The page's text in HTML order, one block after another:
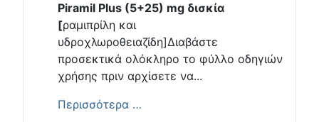
Piramil Plus (5+25) mg δισκία
[ραμιπρίλη και
υδροχλωροθειαζίδη]Διαβάστε
προσεκτικά ολόκληρο το φύλλο οδηγιών
χρήσης πριν αρχίσετε να...
Περισσότερα …